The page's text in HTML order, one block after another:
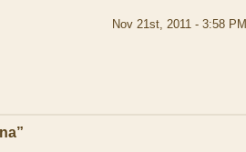
Nov 21st, 2011 - 3:58 PM